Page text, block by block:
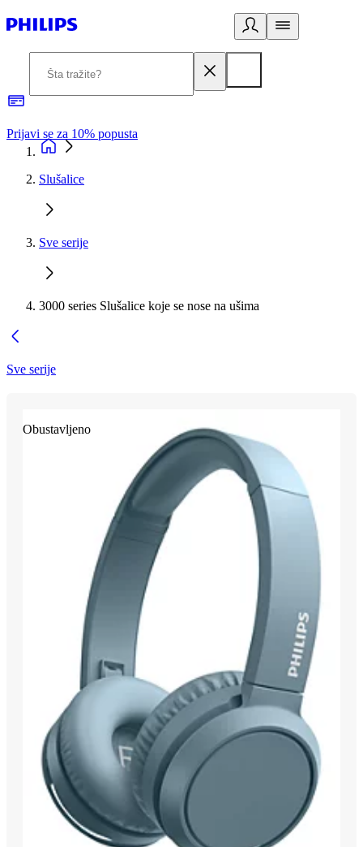
Prijavi se za 10% popusta
Slušalice
Sve serije
3000 series Slušalice koje se nose na ušima
Sve serije
Obustavljeno